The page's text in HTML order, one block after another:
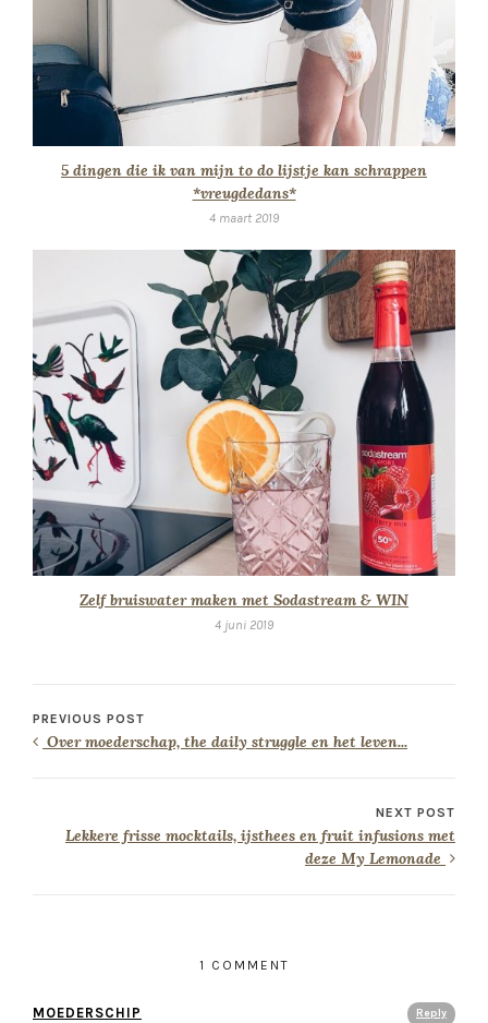
5 dingen die ik van mijn to do lijstje kan schrappen
*vreugdedans*
4 maart 2019
Zelf bruiswater maken met Sodastream & WIN
4 juni 2019
PREVIOUS POST
Over moederschap, the daily struggle en het leven...
NEXT POST
Lekkere frisse mocktails, ijsthees en fruit infusions met
deze My Lemonade
1 COMMENT
Reply
MOEDERSCHIP